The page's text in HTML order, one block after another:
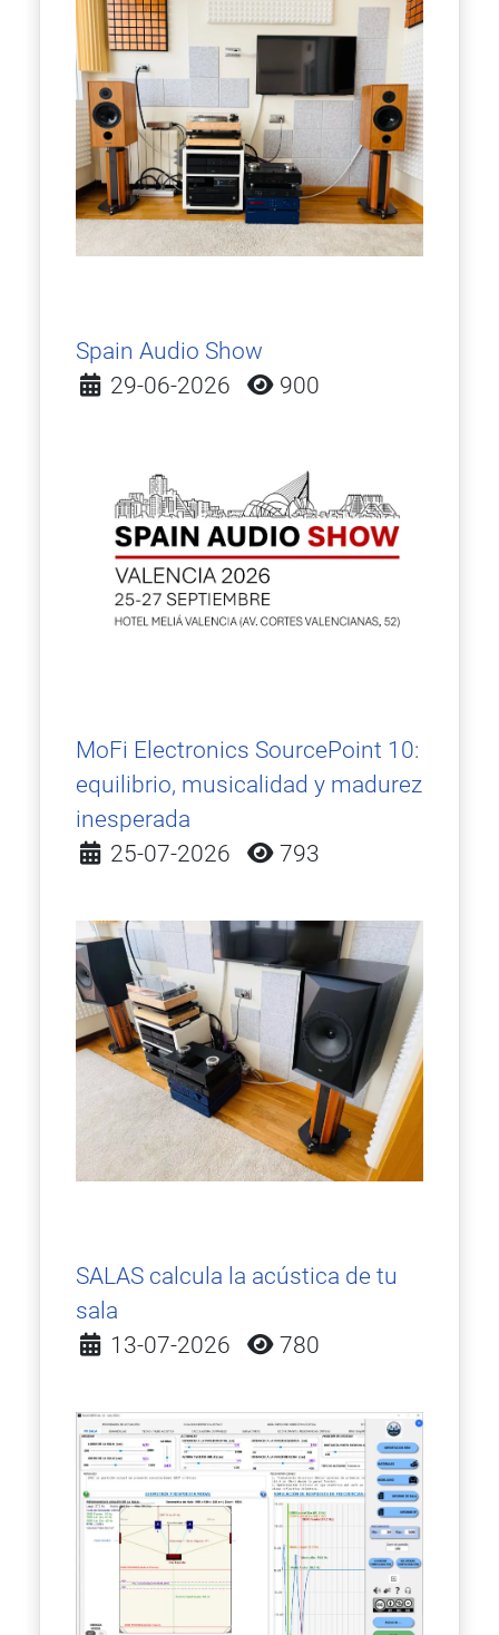
Spain Audio Show
Detalles
29-06-2026 900
MoFi Electronics SourcePoint 10:
equilibrio, musicalidad y madurez
inesperada
Detalles
25-07-2026 793
SALAS calcula la acústica de tu
sala
Detalles
13-07-2026 780